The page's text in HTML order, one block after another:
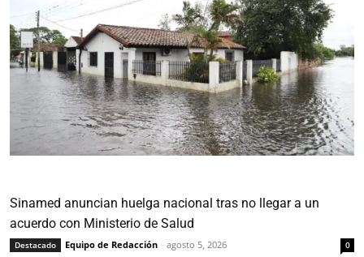
Sinamed anuncian huelga nacional tras no llegar a un
acuerdo con Ministerio de Salud
Destacado Equipo de Redacción - agosto 5, 2026 0